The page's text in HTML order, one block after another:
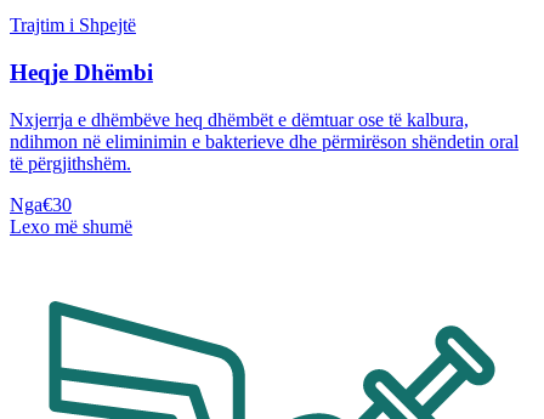
Trajtim i Shpejtë
Heqje Dhëmbi
Nxjerrja e dhëmbëve heq dhëmbët e dëmtuar ose të kalbura,
ndihmon në eliminimin e bakterieve dhe përmirëson shëndetin oral
të përgjithshëm.
Nga€30
Lexo më shumë